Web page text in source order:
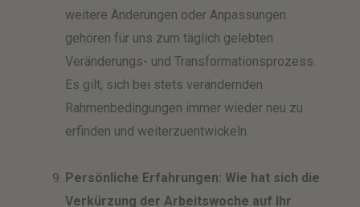
weitere Änderungen oder Anpassungen
gehören für uns zum täglich gelebten
Veränderungs- und Transformationsprozess.
Es gilt, sich bei stets verändernden
Rahmenbedingungen immer wieder neu zu
erfinden und weiterzuentwickeln.
Persönliche Erfahrungen: Wie hat sich die
Verkürzung der Arbeitswoche auf Ihr